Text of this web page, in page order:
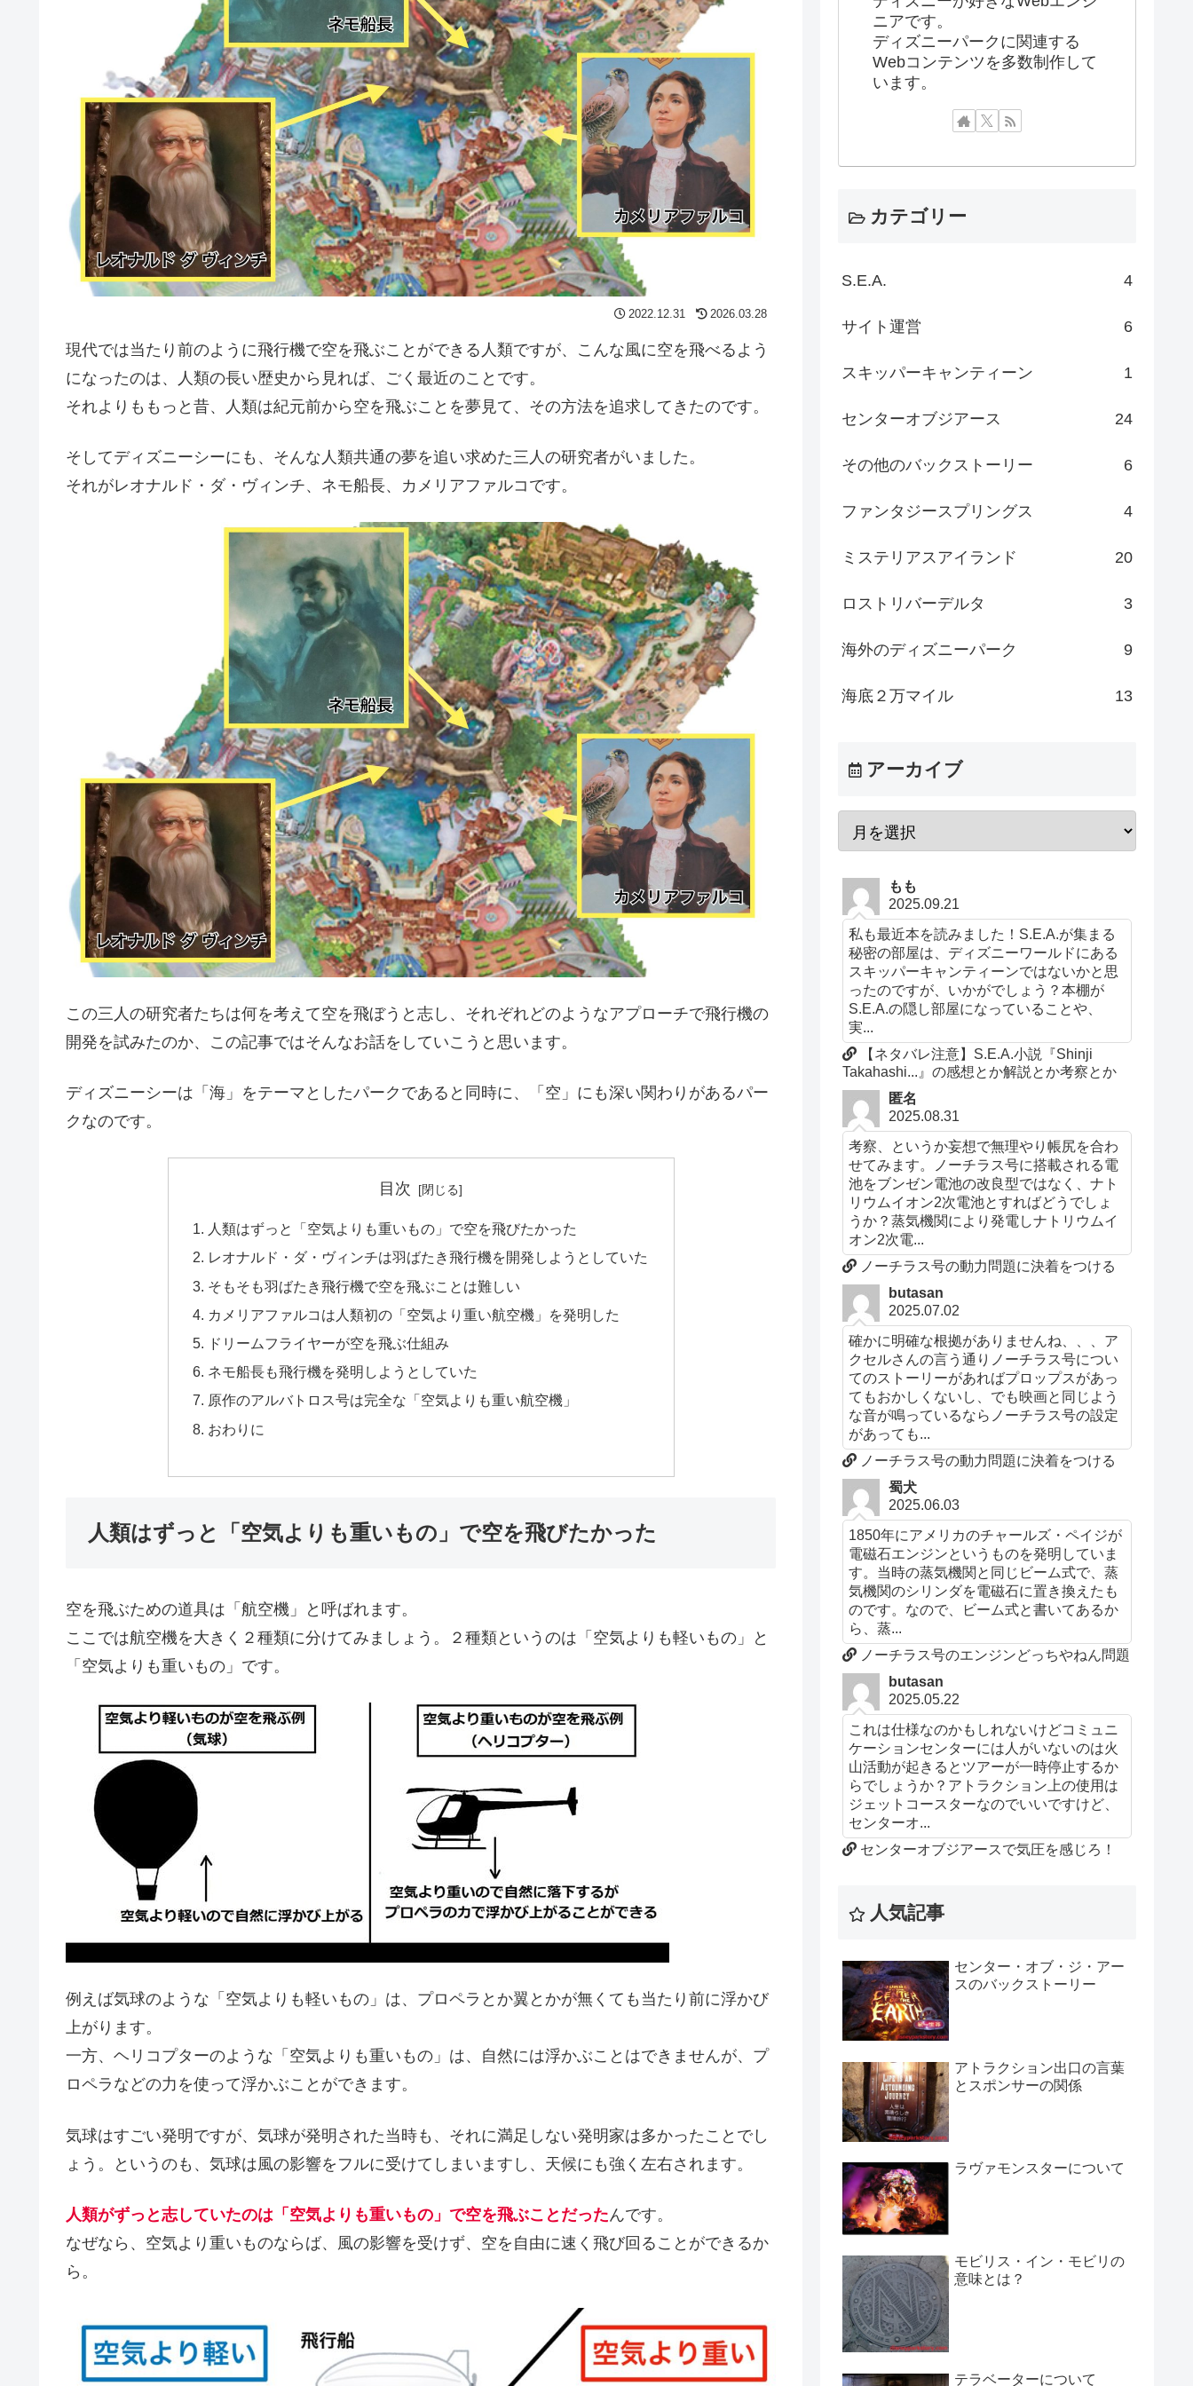
2022.12.31 2026.03.28
現代では当たり前のように飛行機で空を飛ぶことができる人類ですが、こんな風に空を飛べるよう
になったのは、人類の長い歴史から見れば、ごく最近のことです。
それよりももっと昔、人類は紀元前から空を飛ぶことを夢見て、その方法を追求してきたのです。
そしてディズニーシーにも、そんな人類共通の夢を追い求めた三人の研究者がいました。
それがレオナルド・ダ・ヴィンチ、ネモ船長、カメリアファルコです。
この三人の研究者たちは何を考えて空を飛ぼうと志し、それぞれどのようなアプローチで飛行機の
開発を試みたのか、この記事ではそんなお話をしていこうと思います。
ディズニーシーは「海」をテーマとしたパークであると同時に、「空」にも深い関わりがあるパー
クなのです。
目次
人類はずっと「空気よりも重いもの」で空を飛びたかった
レオナルド・ダ・ヴィンチは羽ばたき飛行機を開発しようとしていた
そもそも羽ばたき飛行機で空を飛ぶことは難しい
カメリアファルコは人類初の「空気より重い航空機」を発明した
ドリームフライヤーが空を飛ぶ仕組み
ネモ船長も飛行機を発明しようとしていた
原作のアルバトロス号は完全な「空気よりも重い航空機」
おわりに
人類はずっと「空気よりも重いもの」で空を飛びたかった
空を飛ぶための道具は「航空機」と呼ばれます。
ここでは航空機を大きく２種類に分けてみましょう。２種類というのは「空気よりも軽いもの」と
「空気よりも重いもの」です。
例えば気球のような「空気よりも軽いもの」は、プロペラとか翼とかが無くても当たり前に浮かび
上がります。
一方、ヘリコプターのような「空気よりも重いもの」は、自然には浮かぶことはできませんが、プ
ロペラなどの力を使って浮かぶことができます。
気球はすごい発明ですが、気球が発明された当時も、それに満足しない発明家は多かったことでし
ょう。というのも、気球は風の影響をフルに受けてしまいますし、天候にも強く左右されます。
人類がずっと志していたのは「空気よりも重いもの」で空を飛ぶことだったんです。
なぜなら、空気より重いものならば、風の影響を受けず、空を自由に速く飛び回ることができるか
ら。
ニアです。
ディズニーパークに関連する
Webコンテンツを多数制作して
います。
カテゴリー
S.E.A. 4
サイト運営 6
スキッパーキャンティーン 1
センターオブジアース 24
その他のバックストーリー 6
ファンタジースプリングス 4
ミステリアスアイランド 20
ロストリバーデルタ 3
海外のディズニーパーク 9
海底２万マイル 13
アーカイブ
もも
2025.09.21
私も最近本を読みました！S.E.A.が集まる
秘密の部屋は、ディズニーワールドにある
スキッパーキャンティーンではないかと思
ったのですが、いかがでしょう？本棚が
S.E.A.の隠し部屋になっていることや、
実...
【ネタバレ注意】S.E.A.小説『Shinji
Takahashi...』の感想とか解説とか考察とか
匿名
2025.08.31
考察、というか妄想で無理やり帳尻を合わ
せてみます。ノーチラス号に搭載される電
池をブンゼン電池の改良型ではなく、ナト
リウムイオン2次電池とすればどうでしょ
うか？蒸気機関により発電しナトリウムイ
オン2次電...
ノーチラス号の動力問題に決着をつける
butasan
2025.07.02
確かに明確な根拠がありませんね、、、ア
クセルさんの言う通りノーチラス号につい
てのストーリーがあればプロップスがあっ
てもおかしくないし、でも映画と同じよう
な音が鳴っているならノーチラス号の設定
があっても...
ノーチラス号の動力問題に決着をつける
蜀犬
2025.06.03
1850年にアメリカのチャールズ・ペイジが
電磁石エンジンというものを発明していま
す。当時の蒸気機関と同じビーム式で、蒸
気機関のシリンダを電磁石に置き換えたも
のです。なので、ビーム式と書いてあるか
ら、蒸...
ノーチラス号のエンジンどっちやねん問題
butasan
2025.05.22
これは仕様なのかもしれないけどコミュニ
ケーションセンターには人がいないのは火
山活動が起きるとツアーが一時停止するか
らでしょうか？アトラクション上の使用は
ジェットコースターなのでいいですけど、
センターオ...
センターオブジアースで気圧を感じろ！
人気記事
センター・オブ・ジ・アー
スのバックストーリー
アトラクション出口の言葉
とスポンサーの関係
ラヴァモンスターについて
モビリス・イン・モビリの
意味とは？
テラベーターについて